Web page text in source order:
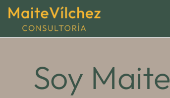
Soy Maite